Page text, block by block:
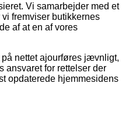
Vi samarbejder med et
fremviser butikkernes
af at en af vores
nettet ajourføres jævnligt,
ansvaret for rettelser der
opdaterede hjemmesidens